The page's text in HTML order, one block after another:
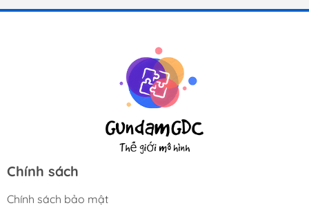
Chính sách
Chính sách bảo mật